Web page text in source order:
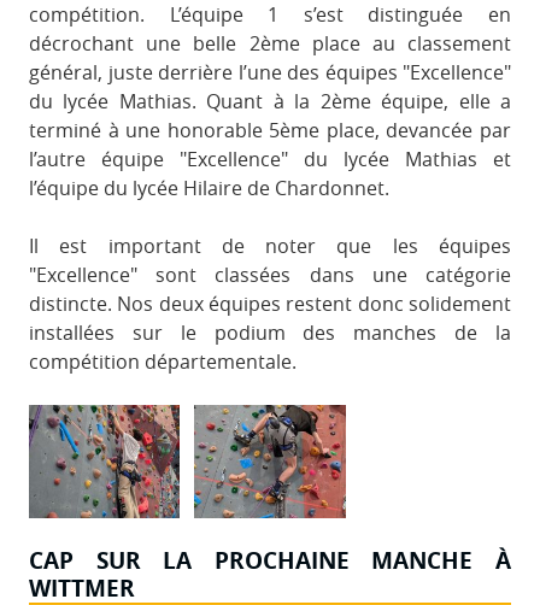
compétition. L’équipe 1 s’est distinguée en
décrochant une belle 2ème place au classement
général, juste derrière l’une des équipes "Excellence"
du lycée Mathias. Quant à la 2ème équipe, elle a
terminé à une honorable 5ème place, devancée par
l’autre équipe "Excellence" du lycée Mathias et
l’équipe du lycée Hilaire de Chardonnet.
Il est important de noter que les équipes
"Excellence" sont classées dans une catégorie
distincte. Nos deux équipes restent donc solidement
installées sur le podium des manches de la
compétition départementale.
CAP SUR LA PROCHAINE MANCHE À
WITTMER